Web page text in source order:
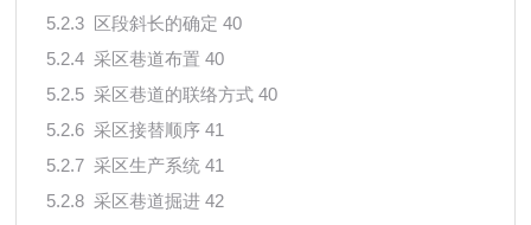
5.2.3 区段斜长的确定 40
5.2.4 采区巷道布置 40
5.2.5 采区巷道的联络方式 40
5.2.6 采区接替顺序 41
5.2.7 采区生产系统 41
5.2.8 采区巷道掘进 42